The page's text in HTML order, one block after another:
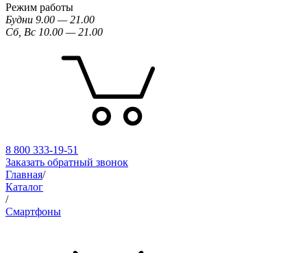
Режим работы
Будни 9.00 — 21.00
Сб, Вс 10.00 — 21.00
8 800 333-19-51
Заказать обратный звонок
Главная/
Каталог
/
Смартфоны